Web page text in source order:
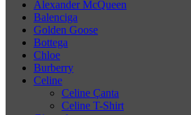
Alexander McQueen
Balenciga
Golden Goose
Bottega
Chloe
Burberry
Celine
Celine Çanta
Celine T-Shirt